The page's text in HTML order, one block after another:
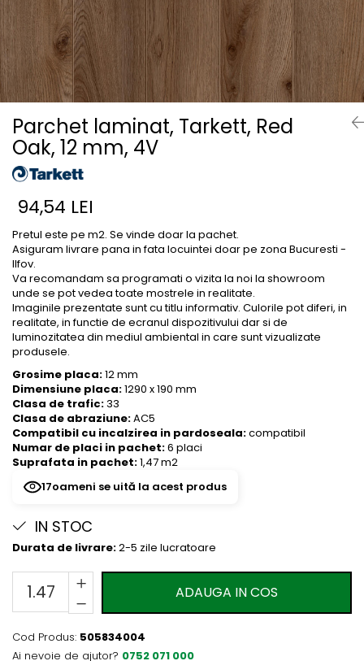
River 12 mm
Timeless 12mm
Woodstock 8mm
Woodstock PRO 8mm
Woodstock XL 10mm
Woodstock XL 8mm
ADO Floor - SPC
Finsa - Laminat
Finfloor XL 10mm
Style 8mm
Supreme 8mm
Kaindl - Laminat
Kronotex - Laminat
Advanced 8 mm
Amazone 10 mm
Exquisit 8 mm
Herringbone 8 mm
Mammut 12 mm
Progress 10 mm
Robusto 12 mm
Parchet laminat, Tarkett, Red
Oak, 12 mm, 4V
94,54 LEI
Pretul este pe m2. Se vinde doar la pachet.
Asiguram livrare pana in fata locuintei doar pe zona Bucuresti -
Ilfov.
Va recomandam sa programati o vizita la noi la showroom
unde se pot vedea toate mostrele in realitate.
Imaginile prezentate sunt cu titlu informativ. Culorile pot diferi, in
realitate, in functie de ecranul dispozitivului dar si de
luminozitatea din mediul ambiental in care sunt vizualizate
produsele.
Grosime placa:12 mm
Dimensiune placa:1290 x 190 mm
Clasa de trafic:33
Clasa de abraziune:AC5
Compatibil cu incalzirea in pardoseala:compatibil
Numar de placi in pachet:6 placi
Suprafata in pachet:1,47 m2
17oameni se uită la acest produs
IN STOC
Durata de livrare:2-5 zile lucratoare
ADAUGA IN COS
Cod Produs: 505834004
Ai nevoie de ajutor? 0752 071 000